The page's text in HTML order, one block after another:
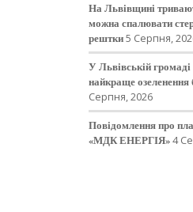
На Львівщині
можна спалювати
рештки5 Серпня,
У Львівській
найкраще озеленення
Серпня, 2026
Повідомлення про
«МДК ЕНЕРГІЯ»4